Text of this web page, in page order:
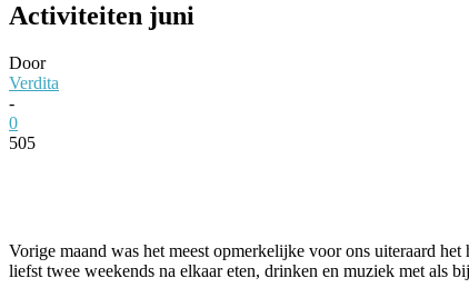
Activiteiten juni
Door
Verdita
-
0
505
Vorige maand was het meest opmerkelijke voor ons uiteraard
liefst twee weekends na elkaar eten, drinken en muziek met als